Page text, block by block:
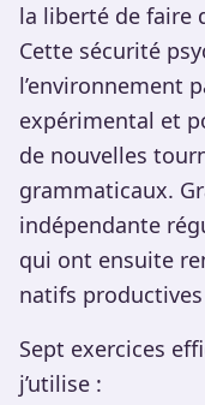
la liberté de faire
Cette sécurité
l’environnement
expérimental et
de nouvelles
grammaticaux.
indépendante
qui ont ensuite
natifs
Sept exercices
j’utilise :